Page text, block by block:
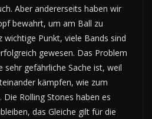
Aber andererseits haben wir
bewahrt, um am Ball zu
wichtige Punkt, viele Bands sind
gewesen. Das Problem
sehr gefährliche Sache ist, weil
kämpfen, wie zum
Die Rolling Stones haben es
das Gleiche gilt für die